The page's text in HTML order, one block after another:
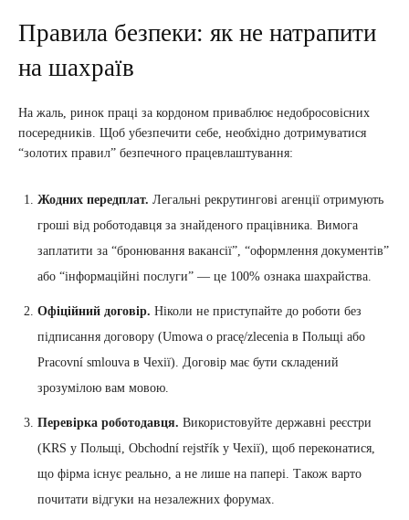
Правила безпеки: як не натрапити
на шахраїв
На жаль, ринок праці за кордоном приваблює недобросовісних
посередників. Щоб убезпечити себе, необхідно дотримуватися
“золотих правил” безпечного працевлаштування:
Жодних передплат. Легальні рекрутингові агенції отримують
гроші від роботодавця за знайденого працівника. Вимога
заплатити за “бронювання вакансії”, “оформлення документів”
або “інформаційні послуги” — це 100% ознака шахрайства.
Офіційний договір. Ніколи не приступайте до роботи без
підписання договору (Umowa o pracę/zlecenia в Польщі або
Pracovní smlouva в Чехії). Договір має бути складений
зрозумілою вам мовою.
Перевірка роботодавця. Використовуйте державні реєстри
(KRS у Польщі, Obchodní rejstřík у Чехії), щоб переконатися,
що фірма існує реально, а не лише на папері. Також варто
почитати відгуки на незалежних форумах.